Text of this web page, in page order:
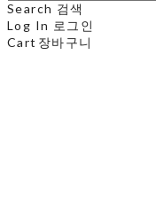
Search 검색
Log In 로그인
Cart 장바구니